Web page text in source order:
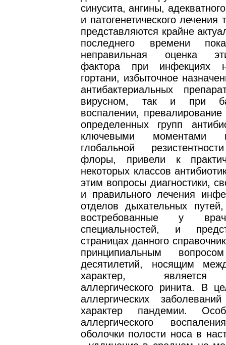
синусита, ангины,
и патогенетического лечения
представляются крайне
последнего времени
неправильная оценка
фактора при инфекциях
гортани, избыточное
антибактериальных
вирусном, так и при
воспалении,
определенных групп
ключевыми моментами
глобальной
флоры, привели к
некоторых классов
этим вопросы диагностики,
и правильного лечения
отделов дыхательных
востребованные у
специальностей, и
страницах данного
принципиальным
десятилетий, носящим
характер, является
аллергического ринита. В
аллергических
характер пандемии.
аллергического
оболочки полости носа в